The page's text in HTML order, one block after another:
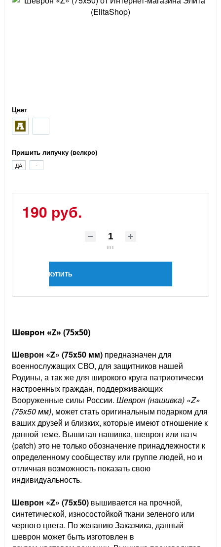
Цвет
Пришить липучку (велкро)
ДА -
190 руб.
шт
КУПИТЬ
Шеврон «Z» (75x50)
Шеврон «Z» (75x50 мм) предназначен для
военнослужащих СВО, для защитников нашей
Родины, а так же для широкого круга патриотически
настроенных граждан, поддерживающих
Вооруженные силы России. Шеврон (нашивка) «Z»
(75x50 мм), может стать оригинальным подарком для
ваших друзей и близких, которые имеют отношение к
данной теме. Вышитая нашивка, шеврон или патч
(patch) это не только обозначение принадлежности к
определенному сообществу или группе людей, но и
отличная возможность показать свою
индивидуальность.
Шеврон «Z» (75x50) вышивается на прочной,
синтетической, износостойкой ткани зеленого или
черного цвета. По желанию Заказчика, данный
шеврон может быть изготовлен в